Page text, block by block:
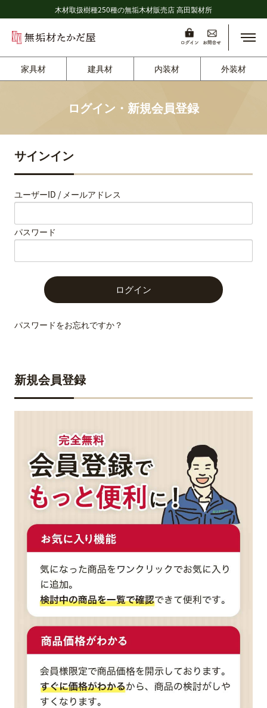
木材取扱樹種250種の無垢木材販売店 高田製材所
メニ
家具材 建具材 内装材 外装材
ログイン・新規会員登録
サインイン
ユーザーID / メールアドレス
パスワード
パスワードをお忘れですか？
新規会員登録